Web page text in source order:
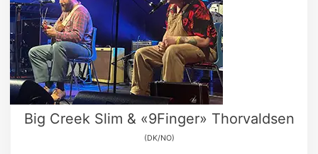
Big Creek Slim & «9Finger» Thorvaldsen
(DK/NO)